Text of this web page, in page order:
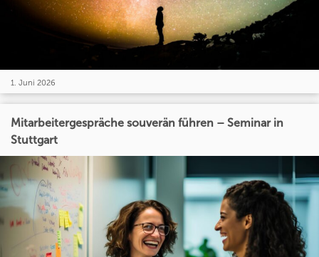
1. Juni 2026
Mitarbeitergespräche souverän führen – Seminar in
Stuttgart